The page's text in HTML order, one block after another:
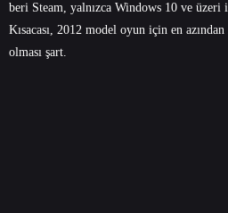
beri Steam, yalnızca Windows 10 ve
Kısacası, 2012 model oyun için en
olması şart.